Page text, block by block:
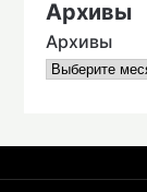
Архивы
Архивы